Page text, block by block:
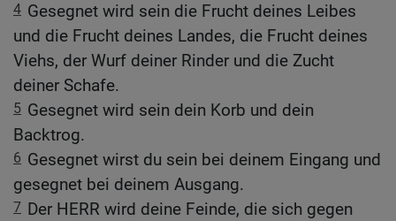
4 Gesegnet wird sein die Frucht deines Leibes
und die Frucht deines Landes, die Frucht deines
Viehs, der Wurf deiner Rinder und die Zucht
deiner Schafe.
5 Gesegnet wird sein dein Korb und dein
Backtrog.
6 Gesegnet wirst du sein bei deinem Eingang und
gesegnet bei deinem Ausgang.
7 Der HERR wird deine Feinde, die sich gegen